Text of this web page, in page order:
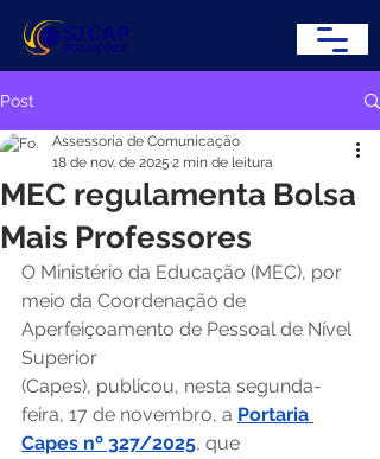
Post
MEC regulamenta Bolsa
Mais Professores
Assessoria de Comunicação
18 de nov. de 2025 2 min de leitura
O Ministério da Educação (MEC), por
meio da Coordenação de
Aperfeiçoamento de Pessoal de Nível
Superior
(Capes), publicou, nesta segunda-
feira, 17 de novembro, a Portaria
Capes nº 327/2025, que